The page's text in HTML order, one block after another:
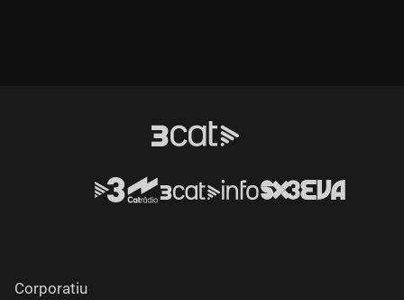
Corporatiu